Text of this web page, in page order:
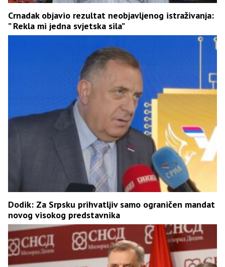
Crnadak objavio rezultat neobjavljenog istraživanja:
” Rekla mi jedna svjetska sila”
Dodik: Za Srpsku prihvatljiv samo ograničen mandat
novog visokog predstavnika